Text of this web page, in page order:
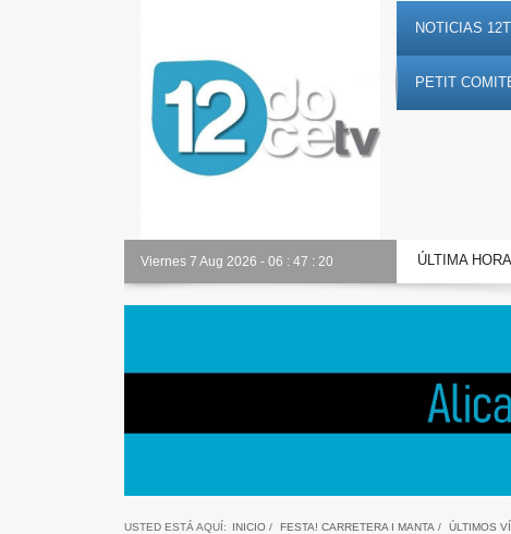
NOTICIAS
PETIT
Viernes 7 Aug 2026 - 06 : 47 : 21 ÚLTIMA HORA
Alicante Actualidad
USTED ESTÁ AQUÍ: INICIO/ FESTA! CARRETERA I MANTA / ÚLTIMOS